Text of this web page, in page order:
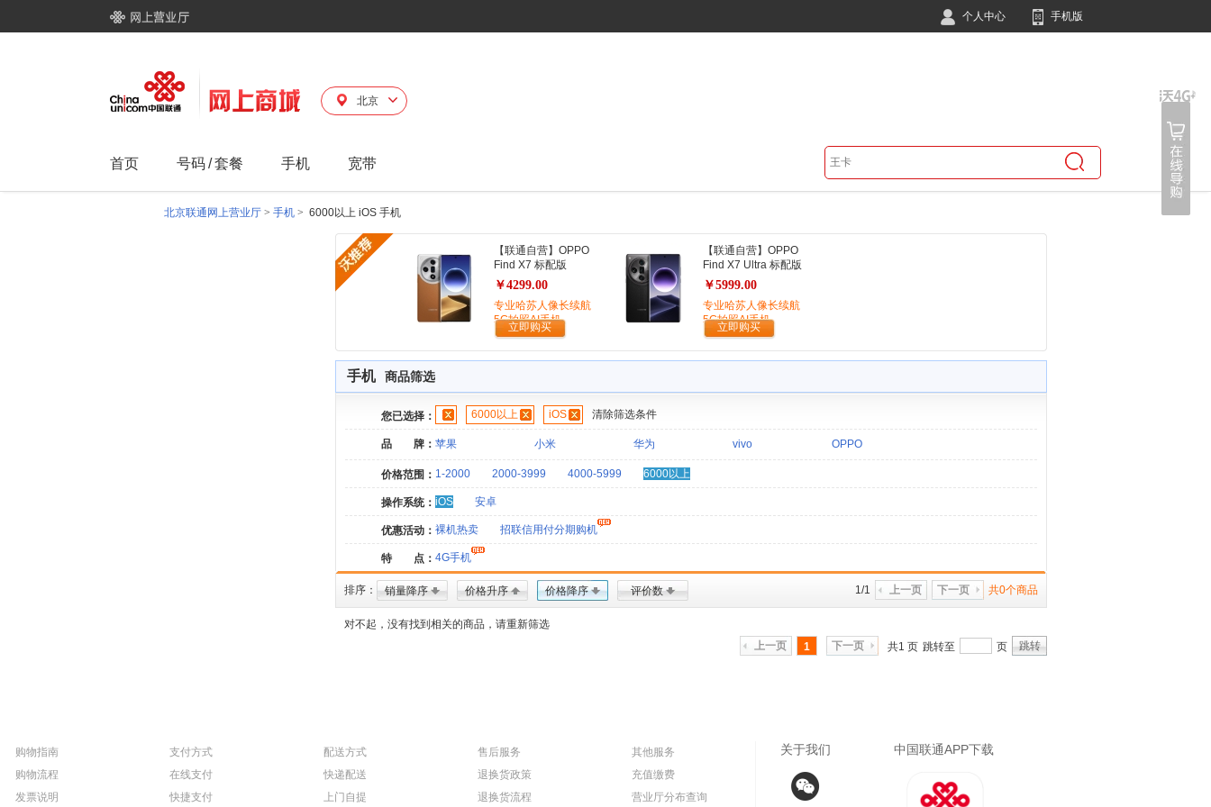
个人中心 手机版
北京
首页 号码/套餐 手机 宽带
北京联通网上营业厅 > 手机 > 6000以上 iOS 手机
【联通自营】OPPO
Find X7 标配版
￥4299.00
专业哈苏人像长续航
5G拍照AI手机
立即购买
【联通自营】OPPO
Find X7 Ultra 标配版
￥5999.00
专业哈苏人像长续航
5G拍照AI手机
立即购买
手机 商品筛选
您已选择： 6000以上 iOS 清除筛选条件
品 牌： 苹果 小米 华为 vivo OPPO
价格范围： 1-2000 2000-3999 4000-5999 6000以上
操作系统： iOS 安卓
优惠活动： 裸机热卖 招联信用付分期购机
特 点： 4G手机
排序： 销量降序 价格升序 价格降序 评价数 共0个商品
下一页
上一页
1/1
对不起，没有找到相关的商品，请重新筛选
上一页
1 下一页 共1 页 跳转至 页 跳转
购物指南
购物流程
发票说明
支付方式
在线支付
快捷支付
配送方式
快递配送
上门自提
售后服务
退换货政策
退换货流程
其他服务
充值缴费
营业厅分布查询
关于我们 中国联通APP下载